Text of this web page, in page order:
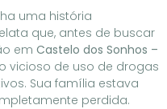
uma história
que, antes de buscar
em Castelo dos Sonhos –
vicioso de uso de drogas
Sua família estava
perdida.